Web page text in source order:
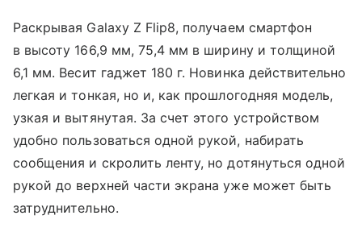
Раскрывая Galaxy Z Flip8, получаем смартфон
в высоту 166,9 мм, 75,4 мм в ширину и толщиной
6,1 мм. Весит гаджет 180 г. Новинка действительно
легкая и тонкая, но и, как прошлогодняя модель,
узкая и вытянутая. За счет этого устройством
удобно пользоваться одной рукой, набирать
сообщения и скролить ленту, но дотянуться одной
рукой до верхней части экрана уже может быть
затруднительно.